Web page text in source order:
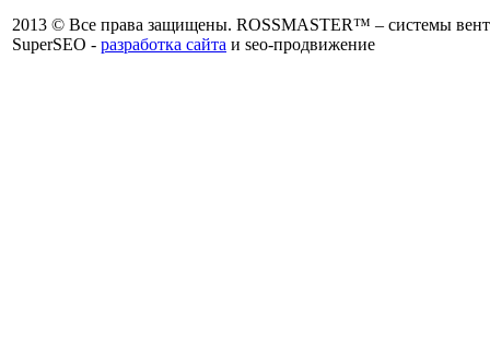
2013 © Все права защищены. ROSSMASTER™ – системы
SuperSEO - разработка сайта и seo-продвижение